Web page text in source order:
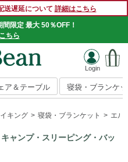
送遅延について 詳細はこちら
限定 最大 50％OFF！
ちら
ア＆テーブル 寝袋・ブランケ
キング 寝袋・ブランケット エル
ャンプ・スリーピング・バッ